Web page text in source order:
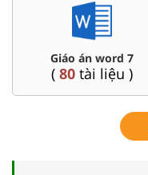
Đề thi HSG 7
(4 tài liệu )